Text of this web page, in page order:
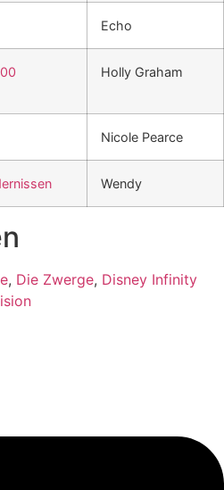
Echo
Holly Graham
Nicole Pearce
Wendy
, Die Zwerge, Disney Infinity